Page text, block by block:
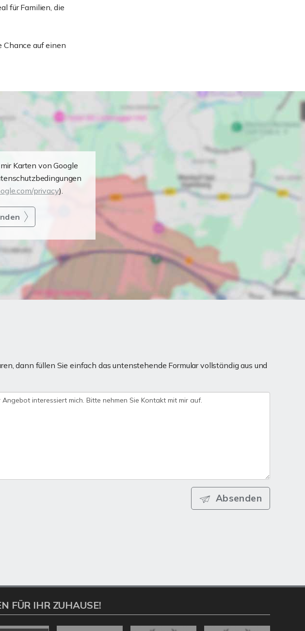
für Familien, die
Chance auf einen
Karten von Google
privacy).
dann füllen Sie einfach das untenstehende Formular vollständig aus und
Absenden
FÜR IHR ZUHAUSE!